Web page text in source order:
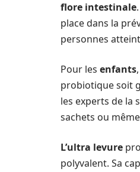
flore intestinale.
place dans la
personnes
Pour les enfants
probiotique soit
les experts de la
sachets ou
L’ultra levure
polyvalent. Sa